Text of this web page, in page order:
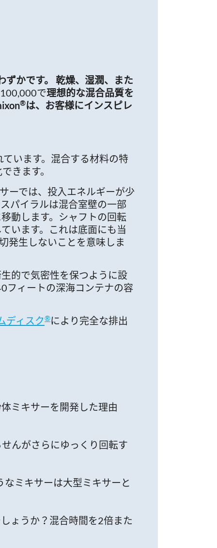
ずかです。 乾燥、湿潤、また
で理想的な混合品質を
®は、お客様にインスピレ
います。混合する材料の特
きます。
ーでは、投入エネルギーが少
パイラルは混合室壁の一部
動します。シャフトの回転
います。これは底面にも当
発生しないことを意味しま
的で気密性を保つように設
フィートの深海コンテナの容
ディスク®により完全な排出
ミキサーを開発した理由
んがさらにゆっくり回転す
ミキサーは大型ミキサーと
ょうか？混合時間を2倍また